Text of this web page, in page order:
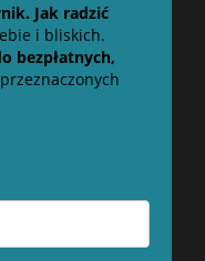
Jak radzić
i bliskich.
bezpłatnych,
przeznaczonych